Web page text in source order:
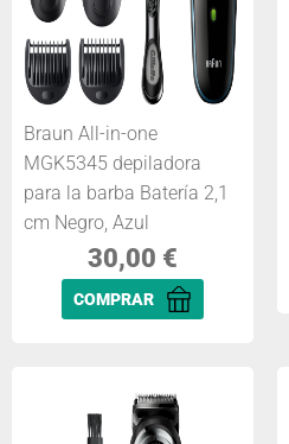
Braun All-in-one
MGK5345 depiladora
para la barba Batería 2,1
cm Negro, Azul
30,00 €
COMPRAR